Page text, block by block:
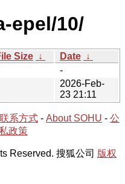
epel/10/
Size ↓ Date ↓
-
2026-Feb-
23 21:11
联系方式 - About SOHU - 公
政策
Reserved. 搜狐公司 版权